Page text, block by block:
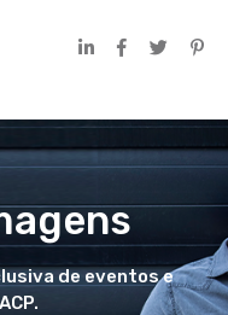
de eventos e